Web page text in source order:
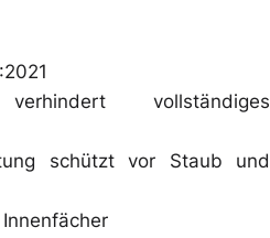
verhindert vollständiges
schützt vor Staub und